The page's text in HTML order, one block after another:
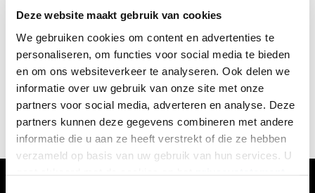
Deze website maakt gebruik van cookies
We gebruiken cookies om content en advertenties te
personaliseren, om functies voor social media te bieden
en om ons websiteverkeer te analyseren. Ook delen we
informatie over uw gebruik van onze site met onze
partners voor social media, adverteren en analyse. Deze
partners kunnen deze gegevens combineren met andere
informatie die u aan ze heeft verstrekt of die ze hebben
verzameld op basis van uw gebruik van hun services. U
De Romeinenweek 2019 staat geheel in het teken van de
vrouw. Bij uitstek het domein van de vrouw was het gezin.
Hoewel de pater familias officieel aan het hoofd stond, besliste
de vrouw over zaken als gezinsplanning en
geboortebeperking.